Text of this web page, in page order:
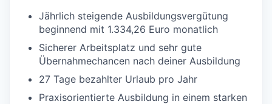
Jährlich steigende Ausbildungsvergütung
beginnend mit 1.334,26 Euro monatlich
Sicherer Arbeitsplatz und sehr gute
Übernahmechancen nach deiner Ausbildung
27 Tage bezahlter Urlaub pro Jahr
Praxisorientierte Ausbildung in einem starken